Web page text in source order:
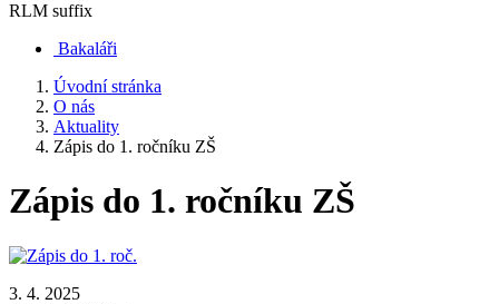
RLM suffix
Bakaláři
Úvodní stránka
O nás
Aktuality
Zápis do 1. ročníku ZŠ
Zápis do 1. ročníku ZŠ
3. 4. 2025